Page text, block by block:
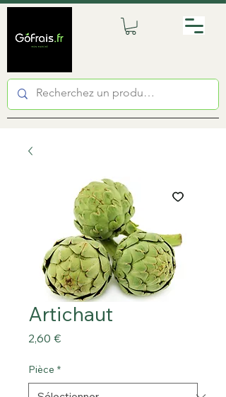
Artichaut
2,60 €Prix
Pièce *